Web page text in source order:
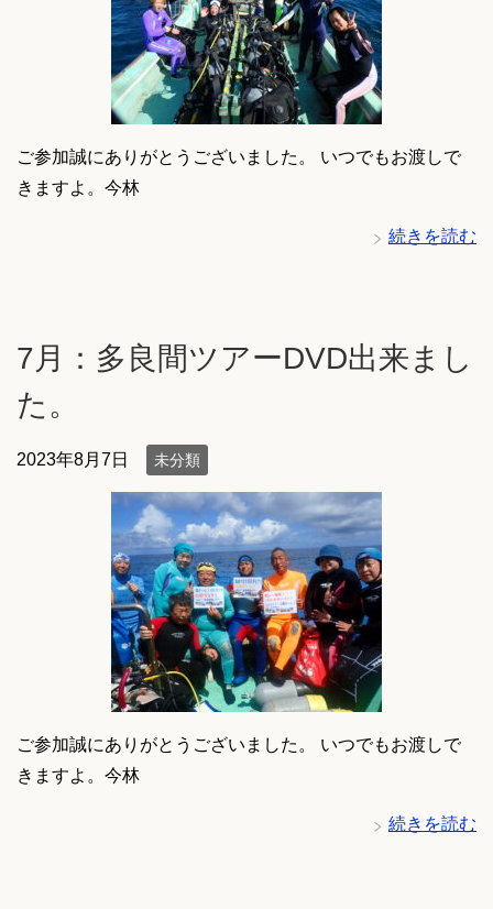
ご参加誠にありがとうございました。 いつでもお渡しで
きますよ。今林
続きを読む
7月：多良間ツアーDVD出来まし
た。
2023年8月7日 未分類
ご参加誠にありがとうございました。 いつでもお渡しで
きますよ。今林
続きを読む